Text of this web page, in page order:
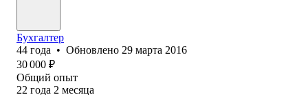
Бухгалтер
44 года • Обновлено 29 марта 2016
30 000 ₽
Общий опыт
22 года 2 месяца